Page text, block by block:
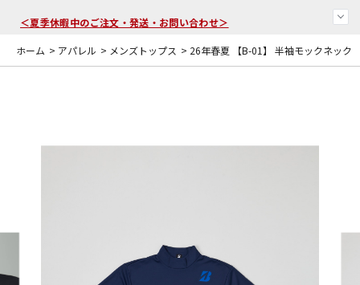
＜夏季休暇中のご注文・発送・お問い合わせ＞
ホーム > アパレル > メンズトップス > 26年春夏 【B-01】 半袖モックネック